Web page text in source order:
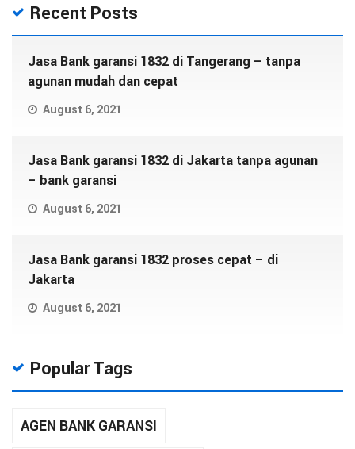
Recent Posts
Jasa Bank garansi 1832 di Tangerang – tanpa
agunan mudah dan cepat
August 6, 2021
Jasa Bank garansi 1832 di Jakarta tanpa agunan
– bank garansi
August 6, 2021
Jasa Bank garansi 1832 proses cepat – di
Jakarta
August 6, 2021
Popular Tags
AGEN BANK GARANSI